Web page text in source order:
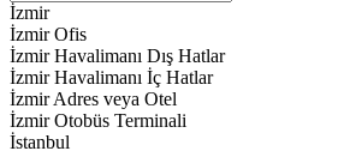
İzmir
İzmir Ofis
İzmir Havalimanı Dış Hatlar
İzmir Havalimanı İç Hatlar
İzmir Adres veya Otel
İzmir Otobüs Terminali
İstanbul